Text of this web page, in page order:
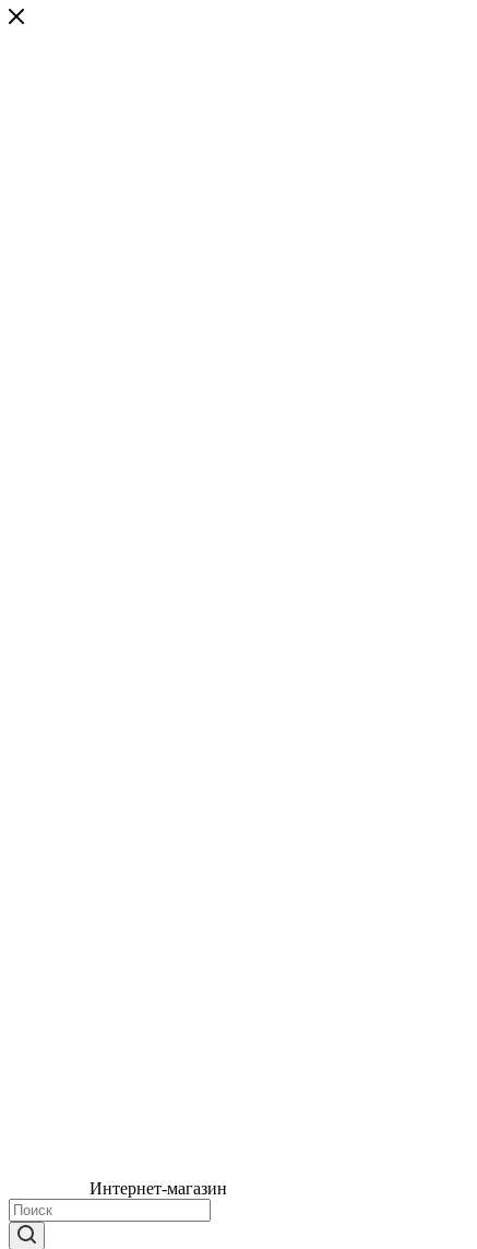
Интернет-магазин